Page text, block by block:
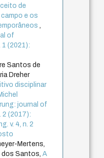
de
e os
of
1 (2021):
Santos de
Dreher
disciplinar
journal of
2 (2017):
v. 4, n. 2
Mertens,
dos Santos,A